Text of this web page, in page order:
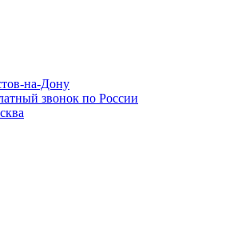
на-Дону
звонок по России